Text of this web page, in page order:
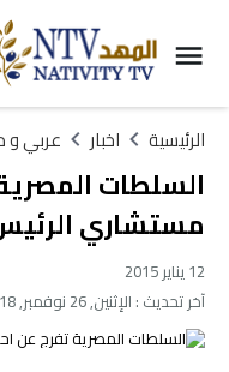
الرئيسية اخبار عربي و
السلطات
مستشاري
12 يناير 2015
آخر تحديث : الإثنين, 26 نوفمبر, 2018 - 7:08 مساءً